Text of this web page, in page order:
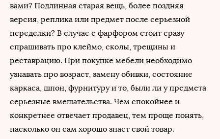
вами? Подлинная старая вещь, более поздняя
версия, реплика или предмет после серьезной
переделки? В случае с фарфором стоит сразу
спрашивать про клеймо, сколы, трещины и
реставрацию. При покупке мебели необходимо
узнавать про возраст, замену обивки, состояние
каркаса, шпон, фурнитуру и то, были ли у предмета
серьезные вмешательства. Чем спокойнее и
конкретнее отвечает продавец, тем проще понять,
насколько он сам хорошо знает свой товар.